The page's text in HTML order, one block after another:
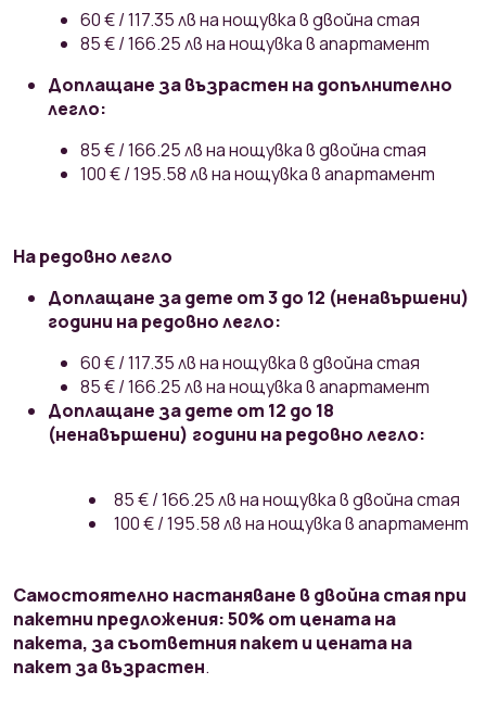
60 € / 117.35 лв на нощувка в двойна стая
85 € / 166.25 лв на нощувка в апартамент
Доплащане за възрастен на допълнително
легло:
85 € / 166.25 лв на нощувка в двойна стая
100 € / 195.58 лв на нощувка в апартамент
На редовно легло
Доплащане за дете от 3 до 12 (ненавършени)
години на редовно легло:
60 € / 117.35 лв на нощувка в двойна стая
85 € / 166.25 лв на нощувка в апартамент
Доплащане за дете от 12 до 18
(ненавършени) години на редовно легло:
85 € / 166.25 лв на нощувка в двойна стая
100 € / 195.58 лв на нощувка в апартамент
Самостоятелно настаняване в двойна стая при
пакетни предложения: 50% от цената на
пакета, за съответния пакет и цената на
пакет за възрастен.